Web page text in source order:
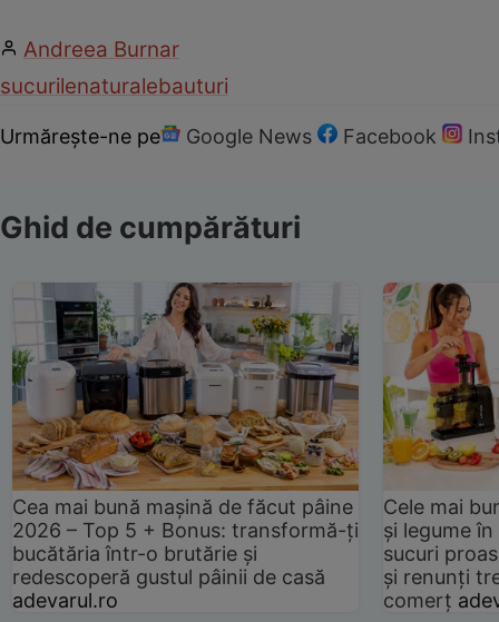
Andreea Burnar
sucurilenaturalebauturi
Urmărește-ne pe Google News Facebook
Ghid de cumpărături
Cea mai bună mașină de făcut pâine
2026 – Top 5 + Bonus: transformă-ți
bucătăria într-o brutărie și
redescoperă gustul pâinii de casă
adevarul.ro
Cele mai
și legume
sucuri
și renunți
comerț